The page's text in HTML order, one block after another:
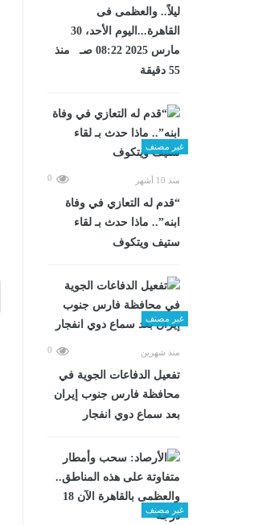
ليلاً.. والعظمى فى
القاهرة...اليوم الأحد، 30
مارس 2025 08:22 صـ منذ
55 دقيقة
غير مصنف
منذ 10 أشهر 0
“قدم له التعازي في وفاة
ابنه”.. ماذا حدث بـ لقاء
ستيف ويتكوف
غير مصنف
منذ شهرين 0
تفعيل الدفاعات الجوية في
محافظة فارس جنوب إيران
بعد سماع دوي انفجار
غير مصنف